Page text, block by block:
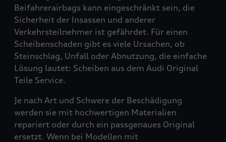
Beifahrerairbags kann eingeschränkt sein, die
Sicherheit der Insassen und anderer
Verkehrsteilnehmer ist gefährdet. Für einen
Scheibenschaden gibt es viele Ursachen, ob
Steinschlag, Unfall oder Abnutzung, die einfache
Lösung lautet: Scheiben aus dem Audi Original
Teile Service.
Je nach Art und Schwere der Beschädigung
werden sie mit hochwertigen Materialien
repariert oder durch ein passgenaues Original
ersetzt. Wenn bei Modellen mit